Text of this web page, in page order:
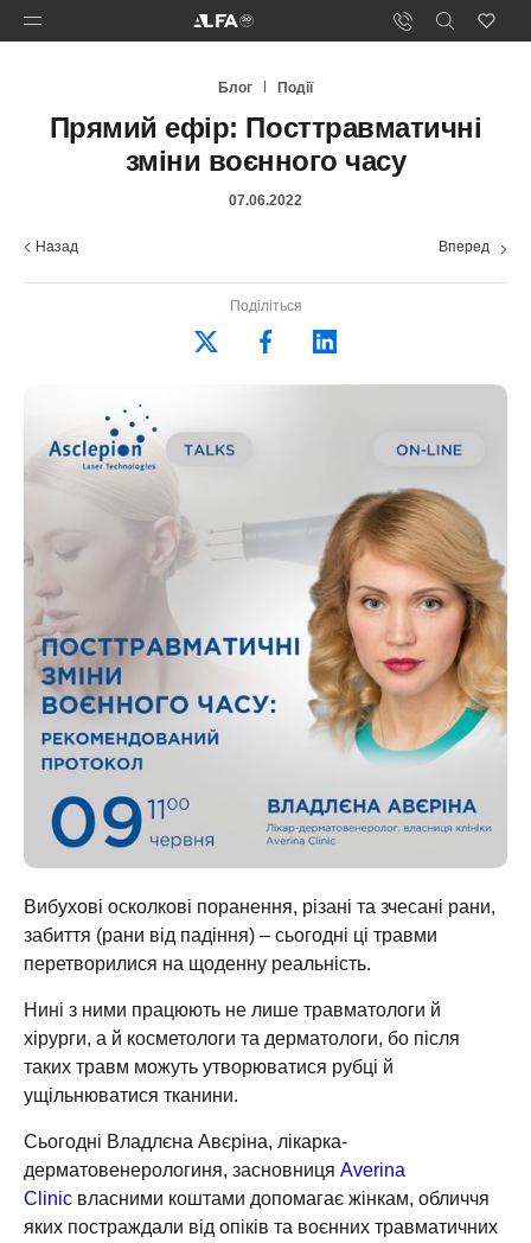
Блог Події
Прямий ефір: Посттравматичні
зміни воєнного часу
07.06.2022
Назад Вперед
Поділіться
Вибухові осколкові поранення, різані та зчесані рани,
забиття (рани від падіння) – сьогодні ці травми
перетворилися на щоденну реальність.
Нині з ними працюють не лише травматологи й
хірурги, а й косметологи та дерматологи, бо після
таких травм можуть утворюватися рубці й
ущільнюватися тканини.
Сьогодні Владлєна Авєріна, лікарка-
дерматовенерологиня, засновниця Averina
Clinic власними коштами допомагає жінкам, обличчя
яких постраждали від опіків та воєнних травматичних